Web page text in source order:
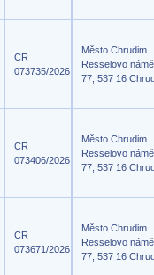
CR
073735/2026
Město Chrudim
Resselovo
77, 537 16
CR
073406/2026
Město Chrudim
Resselovo
77, 537 16
CR
073671/2026
Město Chrudim
Resselovo
77, 537 16